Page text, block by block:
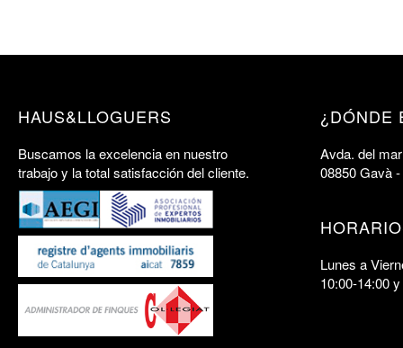
HAUS&LLOGUERS
Buscamos la excelencia en nuestro
trabajo y la total satisfacción del cliente.
¿DÓNDE
Avda. del
08850 Gavà
Lunes a
10:00-14:00